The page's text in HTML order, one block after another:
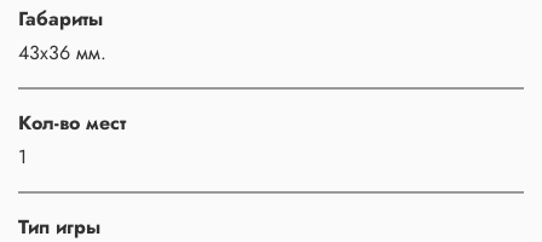
Габариты
43x36 мм.
Кол-во мест
1
Тип игры